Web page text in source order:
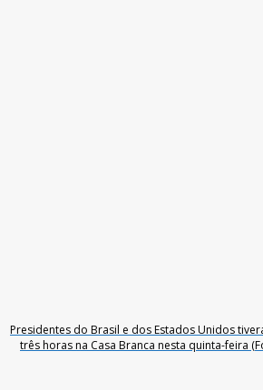
Presidentes do Brasil e dos Estados Unidos
três horas na Casa Branca nesta quinta-feira